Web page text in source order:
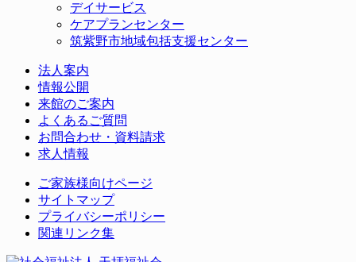
デイサービス
ケアプランセンター
筑紫野市地域包括支援センター
法人案内
情報公開
来館のご案内
よくあるご質問
お問合わせ・資料請求
求人情報
ご家族様向けページ
サイトマップ
プライバシーポリシー
関連リンク集